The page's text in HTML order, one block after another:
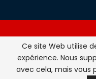
Atlasinfo.fr :
Maghreb © Tous
Ce site Web utilise
expérience. Nous
avec cela, mais vous